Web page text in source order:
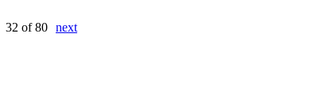
32 of 80 next